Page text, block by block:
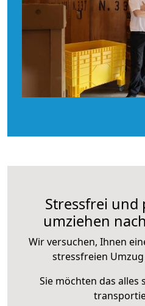
Stressfrei und
umziehen
Wir versuchen, Ihnen
stressfreien
Sie möchten das alles